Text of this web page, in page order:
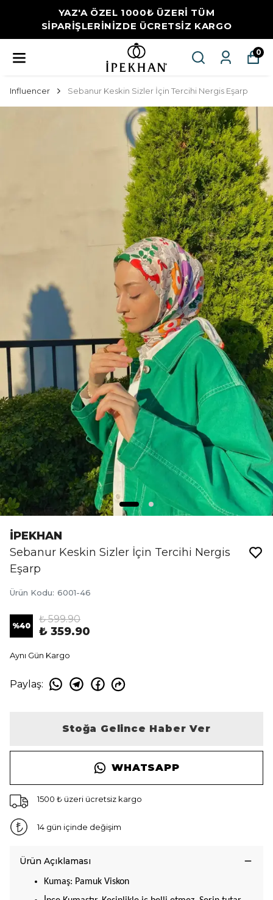
YAZ'A ÖZEL 1000₺ ÜZERİ TÜM
SİPARİŞLERİNİZDE ÜCRETSİZ KARGO
0
Influencer Sebanur Keskin Sizler İçin Tercihi Nergis Eşarp
İPEKHAN
Sebanur Keskin Sizler İçin Tercihi Nergis
Eşarp
Ürün Kodu: 6001-46
%40
₺ 599.90
₺ 359.90
Aynı Gün Kargo
Paylaş:
Stoğa Gelince Haber Ver
WHATSAPP
1500 ₺ üzeri ücretsiz kargo
14 gün içinde değişim
Ürün Açıklaması
Kumaş: Pamuk Viskon